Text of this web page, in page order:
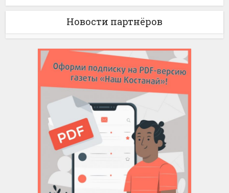
Новости партнёров